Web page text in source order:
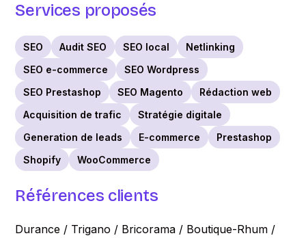
Services proposés
SEO Audit SEO SEO local
Netlinking
SEO e-commerce
SEO Wordpress
SEO Prestashop
SEO Magento
Rédaction web
Acquisition de trafic
Stratégie digitale
Generation de leads
E-commerce
Prestashop
Shopify
WooCommerce
Références clients
Durance / Trigano / Bricorama / Boutique-Rhum /